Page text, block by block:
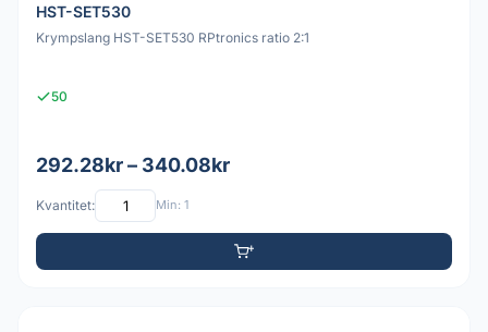
HST-SET530
Krympslang HST-SET530 RPtronics ratio 2:1
50
292.28kr – 340.08kr
Kvantitet: Min: 1